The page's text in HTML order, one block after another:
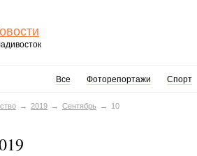
Все Фоторепортажи Спорт
2019 Сентябрь 10